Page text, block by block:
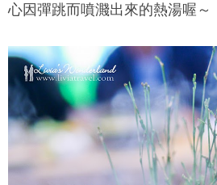
心因彈跳而噴濺出來的熱湯喔～